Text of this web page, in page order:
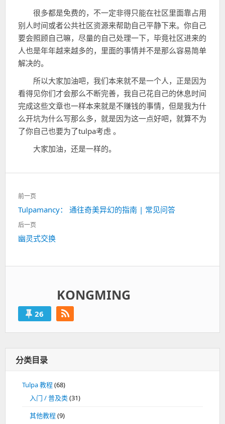
很多都是免费的，不一定非得只能在社区里面靠占用
别人时间或者公共社区资源来帮助自己平静下来。你自己
要会照顾自己嘛，尽量的自己处理一下，毕竟社区进来的
人也是年年越来越多的，里面的事情并不是那么容易简单
解决的。
所以大家加油吧，我们本来就不是一个人，正是因为
看得见你们才会那么不断完善，我自己花自己的休息时间
完成这些文章也一样本来就是不赚钱的事情，但是我为什
么开坑为什么写那么多，就是因为这一点好吧，就算不为
了你自己也要为了tulpa考虑 。
大家加油，还是一样的。
文
章
导
航
前一页
上
一
篇：
Tulpamancy： 通往奇美异幻的指南 | 常见问答
后一页
下
幽灵式交换
KONGMING
26
分类目录
Tulpa 教程(68)
入门 / 普及类(31)
其他教程(9)